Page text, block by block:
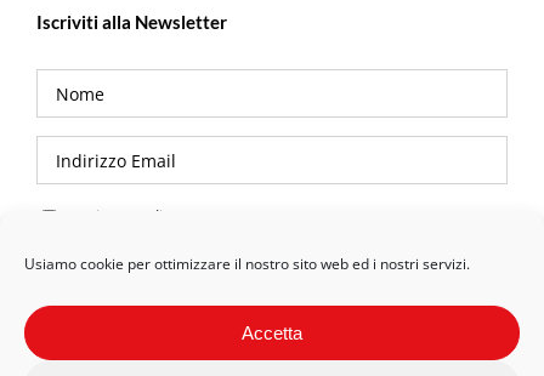
Usiamo cookie per ottimizzare il nostro sito web ed i nostri servizi.
Accetta
Iscriviti alla Newsletter
Privacy Policy